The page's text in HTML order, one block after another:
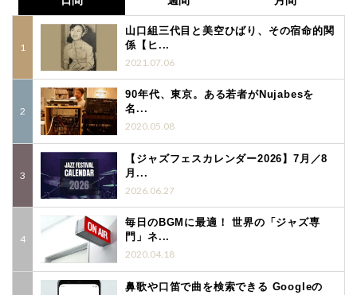
山口組三代目と美空ひばり、その宿命的関
係【ヒ...
2021.07.06
90年代、東京。ある若者がNujabesを
名...
2020.05.08
【ジャズフェスカレンダー2026】7月／8
月...
2026.06.27
毎日のBGMに最適！ 世界の「ジャズ専
門」ネ...
2020.04.18
鼻歌や口笛で曲を検索できる Googleの